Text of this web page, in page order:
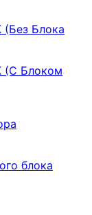
(Без Блока
(С Блоком
блока